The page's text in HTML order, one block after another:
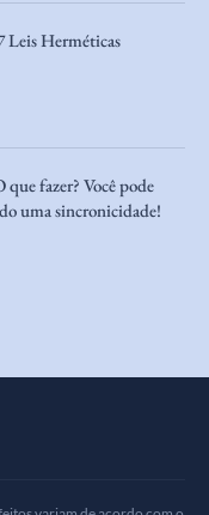
Leis Herméticas
que fazer? Você pode
uma sincronicidade!